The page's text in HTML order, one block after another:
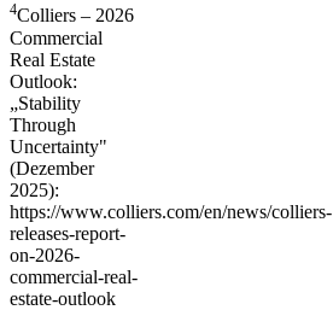
4Colliers – 2026
Commercial
Real Estate
Outlook:
„Stability
Through
Uncertainty"
(Dezember
2025):
https://www.colliers.com/en/news/colliers-
releases-report-
on-2026-
commercial-real-
estate-outlook